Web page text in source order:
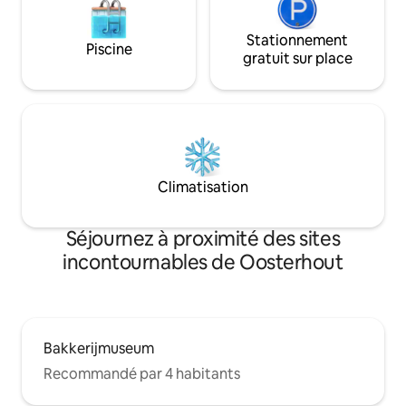
Piscine
Stationnement
gratuit sur place
Climatisation
Séjournez à proximité des sites
incontournables de Oosterhout
Bakkerijmuseum
Recommandé par 4 habitants